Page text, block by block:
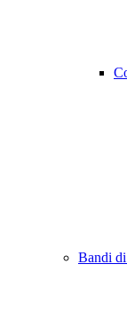
Bandi di